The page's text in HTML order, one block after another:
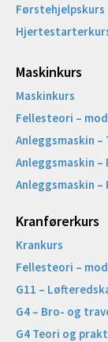
Maskinkurs
Maskinkurs
Fellesteori –
Anleggsmaskin –
Anleggsmaskin
Anleggsmaskin
Kranførerkurs
Krankurs
Fellesteori –
G11 –
G4 – Bro- og
G4 Teori og